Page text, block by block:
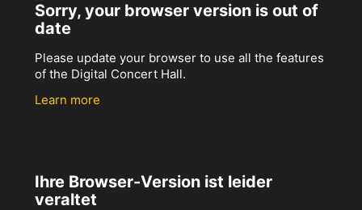
Sorry, your browser version is out of
date
Please update your browser to use all the features
of the Digital Concert Hall.
Learn more
Ihre Browser-Version ist leider
veraltet